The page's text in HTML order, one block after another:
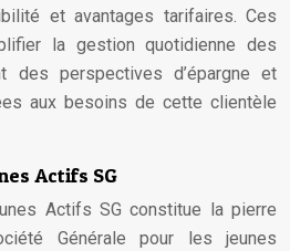
et avantages tarifaires. Ces
la gestion quotidienne des
des perspectives d’épargne et
aux besoins de cette clientèle
Actifs SG
Actifs SG constitue la pierre
Générale pour les jeunes